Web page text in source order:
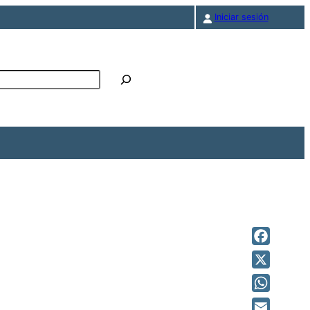
Iniciar sesión
Facebook
X